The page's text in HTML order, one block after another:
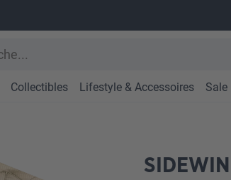
Collectibles Lifestyle & Accessoires Sale